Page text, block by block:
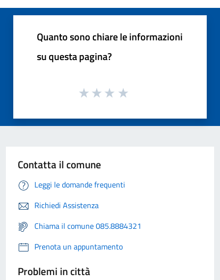
Quanto sono chiare le informazioni
su questa pagina?
Contatta il comune
Leggi le domande frequenti
Richiedi Assistenza
Chiama il comune 085.8884321
Prenota un appuntamento
Problemi in città